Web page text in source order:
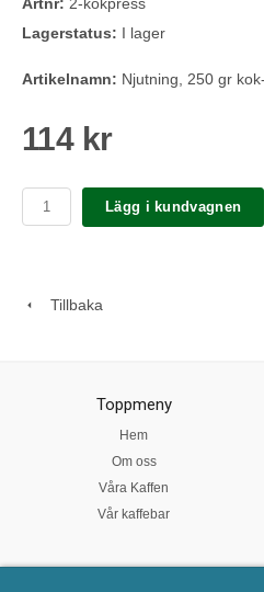
Lagerstatus: I lager
Artikelnamn: Njutning, 250 gr
114 kr
Lägg i kundvagnen
Tillbaka
Toppmeny
Hem
Om oss
Våra Kaffen
Vår kaffebar